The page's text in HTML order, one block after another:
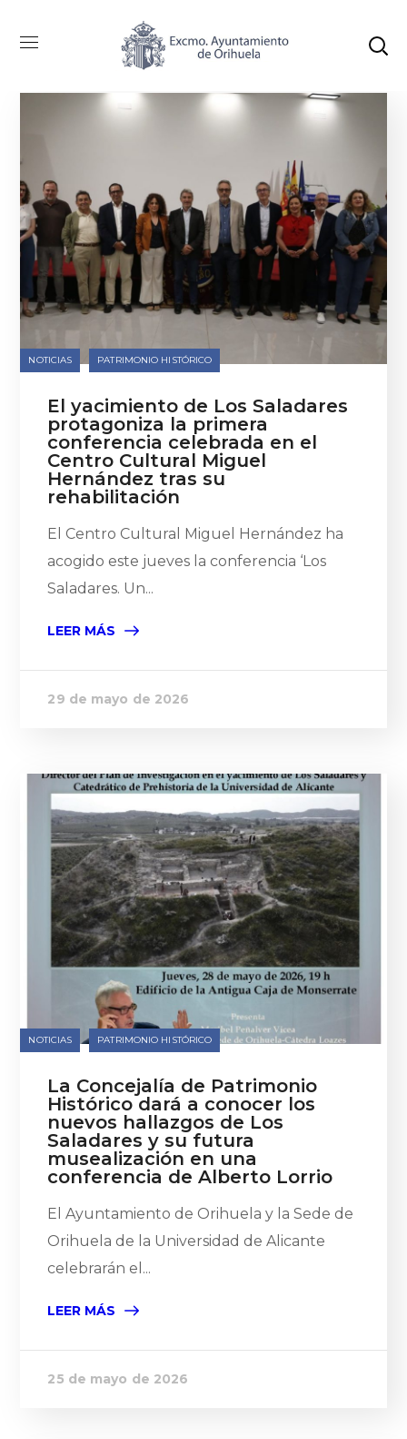
Categoría: Patrimonio Histórico
NOTICIAS PATRIMONIO HISTÓRICO
El yacimiento de Los Saladares
protagoniza la primera
conferencia celebrada en el
Centro Cultural Miguel
Hernández tras su
rehabilitación
El Centro Cultural Miguel Hernández ha
acogido este jueves la conferencia ‘Los
Saladares. Un...
LEER MÁS
29 de mayo de 2026
NOTICIAS PATRIMONIO HISTÓRICO
La Concejalía de Patrimonio
Histórico dará a conocer los
nuevos hallazgos de Los
Saladares y su futura
musealización en una
conferencia de Alberto Lorrio
El Ayuntamiento de Orihuela y la Sede de
Orihuela de la Universidad de Alicante
celebrarán el...
LEER MÁS
25 de mayo de 2026